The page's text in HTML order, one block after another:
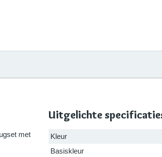
met
Uitgelichte
Kleur
Basiskleur